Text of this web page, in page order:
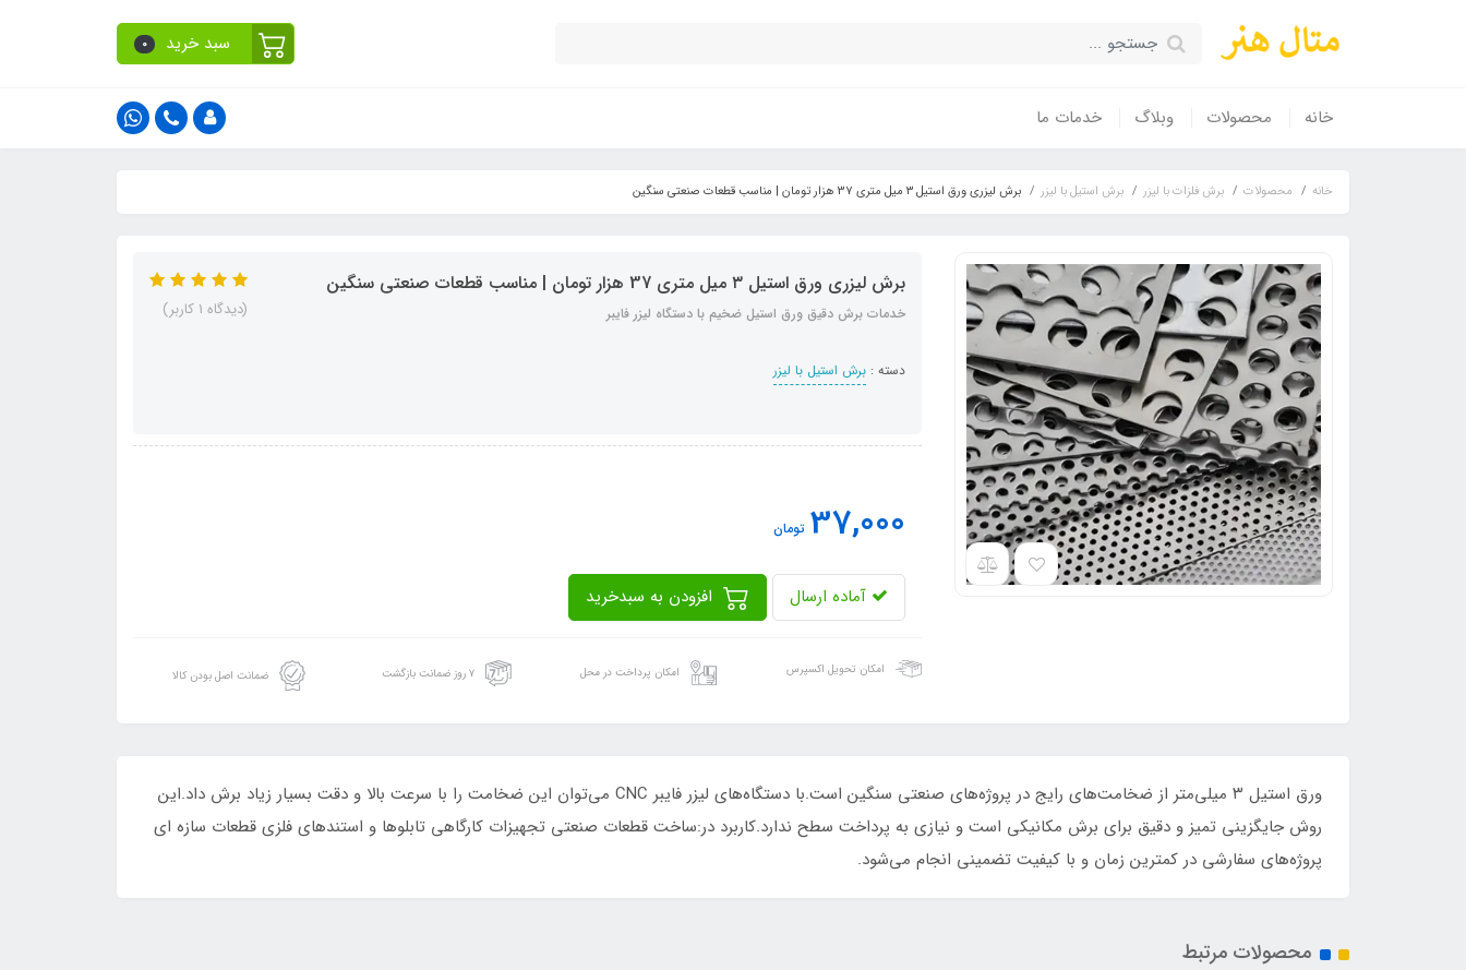
سبد خرید 0
خانه محصولات وبلاگ خدمات ما
خانه محصولات برش فلزات با لیزر برش استیل با لیزر برش لیزری ورق استیل ۳ میل متری 37 هزار تومان | مناسب قطعات صنعتی سنگین
برش لیزری ورق استیل ۳ میل متری 37 هزار تومان | مناسب قطعات صنعتی سنگین
خدمات برش دقیق ورق استیل ضخیم با دستگاه لیزر فایبر
دسته : برش استیل با لیزر
(دیدگاه 1 کاربر)
37,000 تومان
آماده ارسال
امکان تحویل اکسپرس امکان پرداخت در محل ۷ روز ضمانت بازگشت ضمانت اصل بودن کالا
ورق استیل ۳ میلی‌متر از ضخامت‌های رایج در پروژه‌های صنعتی سنگین است.با دستگاه‌های لیزر فایبر CNC می‌توان این ضخامت را با سرعت بالا و دقت بسیار زیاد برش داد.این
روش جایگزینی تمیز و دقیق برای برش مکانیکی است و نیازی به پرداخت سطح ندارد.کاربرد در:ساخت قطعات صنعتی تجهیزات کارگاهی تابلوها و استندهای فلزی قطعات سازه‌ ای
پروژه‌های سفارشی در کمترین زمان و با کیفیت تضمینی انجام می‌شود.
محصولات مرتبط